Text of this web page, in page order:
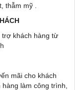
thẫm mỹ .
trợ khách hàng từ
mãi cho khách
làm công trình,